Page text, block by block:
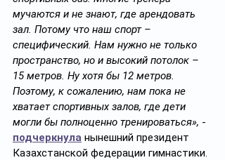
мучаются и не знают, где арендовать
зал. Потому что наш спорт –
специфический. Нам нужно не только
пространство, но и высокий потолок –
15 метров. Ну хотя бы 12 метров.
Поэтому, к сожалению, нам пока не
хватает спортивных залов, где дети
могли бы полноценно тренироваться», -
подчеркнула нынешний президент
Казахстанской федерации гимнастики.